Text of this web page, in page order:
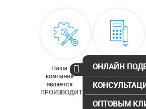
Наша
компания
является
ПРОИЗВОДИТЕЛЕМ
Бесплатный
расчет
освещения
ОНЛАЙН
ОПТОВЫМ